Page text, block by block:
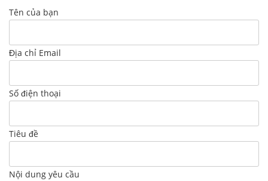
Tên của bạn
Địa chỉ Email
Số điện thoại
Tiêu đề
Nội dung yêu cầu